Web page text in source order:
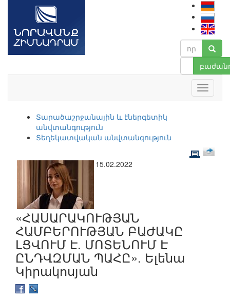
Տարածաշրջանային և էներգետիկ
անվտանգություն
Տեղեկատվական անվտանգություն
15.02.2022
«ՀԱՍԱՐԱԿՈՒԹՅԱՆ
ՀԱՄԲԵՐՈՒԹՅԱՆ ԲԱԺԱԿԸ
ԼՑՎՈՒՄ Է. ՄՈՏԵՆՈՒՄ Է
ԸՆԴՎԶՄԱՆ ՊԱՀԸ». Ելենա
Կիրակոսյան